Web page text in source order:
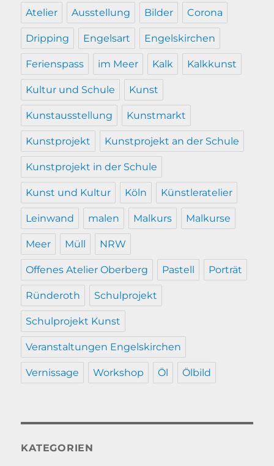
Atelier Ausstellung Bilder Corona
Dripping Engelsart Engelskirchen
Ferienspass im Meer Kalk Kalkkunst
Kultur und Schule Kunst
Kunstausstellung Kunstmarkt
Kunstprojekt Kunstprojekt an der Schule
Kunstprojekt in der Schule
Kunst und Kultur Köln Künstleratelier
Leinwand malen Malkurs Malkurse
Meer Müll NRW
Offenes Atelier Oberberg Pastell Porträt
Ründeroth Schulprojekt
Schulprojekt Kunst
Veranstaltungen Engelskirchen
Vernissage Workshop Öl Ölbild
KATEGORIEN